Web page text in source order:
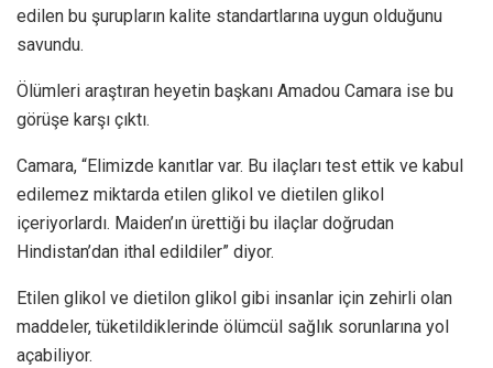
edilen bu şurupların kalite standartlarına uygun olduğunu
savundu.
Ölümleri araştıran heyetin başkanı Amadou Camara ise bu
görüşe karşı çıktı.
Camara, “Elimizde kanıtlar var. Bu ilaçları test ettik ve kabul
edilemez miktarda etilen glikol ve dietilen glikol
içeriyorlardı. Maiden’ın ürettiği bu ilaçlar doğrudan
Hindistan’dan ithal edildiler” diyor.
Etilen glikol ve dietilon glikol gibi insanlar için zehirli olan
maddeler, tüketildiklerinde ölümcül sağlık sorunlarına yol
açabiliyor.